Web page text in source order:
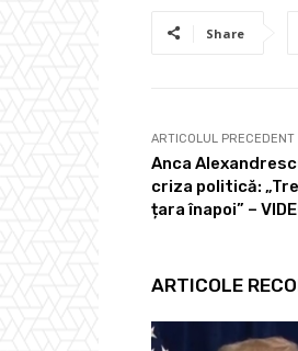
Share
ARTICOLUL PRECEDENT
Anca
criza politică:
țara înapoi” –
ARTICOLE